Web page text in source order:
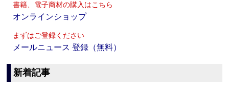
書籍、電子商材の購入はこちら
オンラインショップ
まずはご登録ください
メールニュース 登録（無料）
新着記事